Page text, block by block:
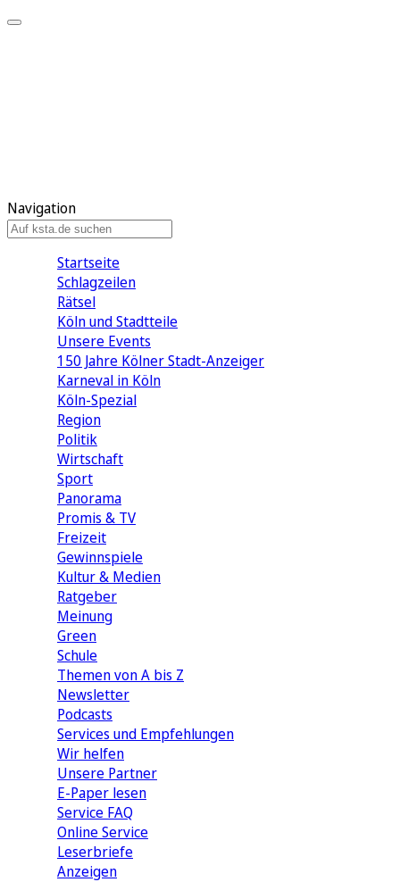
Navigation
Startseite
Schlagzeilen
Rätsel
Köln und Stadtteile
Unsere Events
150 Jahre Kölner Stadt-Anzeiger
Karneval in Köln
Köln-Spezial
Region
Politik
Wirtschaft
Sport
Panorama
Promis & TV
Freizeit
Gewinnspiele
Kultur & Medien
Ratgeber
Meinung
Green
Schule
Themen von A bis Z
Newsletter
Podcasts
Services und Empfehlungen
Wir helfen
Unsere Partner
E-Paper lesen
Service FAQ
Online Service
Leserbriefe
Anzeigen